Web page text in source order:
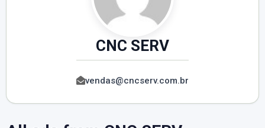
CNC SERV
vendas@cncserv.com.br